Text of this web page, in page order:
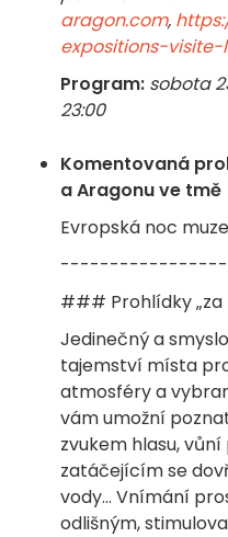
aragon.com,
expositions-visite-
Program: sobota
23:00
Komentovaná
a Aragonu ve tmě
Evropská noc
### Prohlídky „za
Jedinečný a
tajemství místa
atmosféry a
vám umožní
zvukem hlasu,
zatáčejícím se
vody… Vnímání
odlišným,